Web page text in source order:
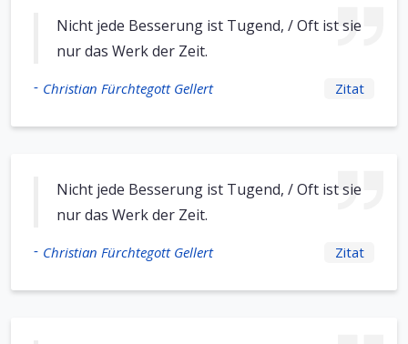
Nicht jede Besserung ist Tugend, / Oft ist sie
nur das Werk der Zeit.
- Christian Fürchtegott Gellert Zitat
Nicht jede Besserung ist Tugend, / Oft ist sie
nur das Werk der Zeit.
- Christian Fürchtegott Gellert Zitat